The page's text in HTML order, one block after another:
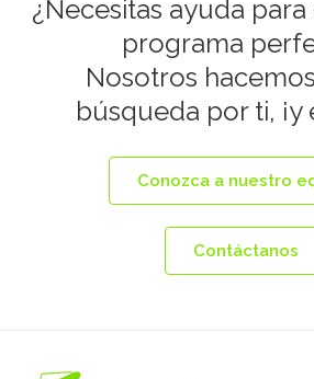
¿Necesitas ayuda
programa
Nosotros
búsqueda por ti, ¡y
Conozca a nuestro
Contáctanos